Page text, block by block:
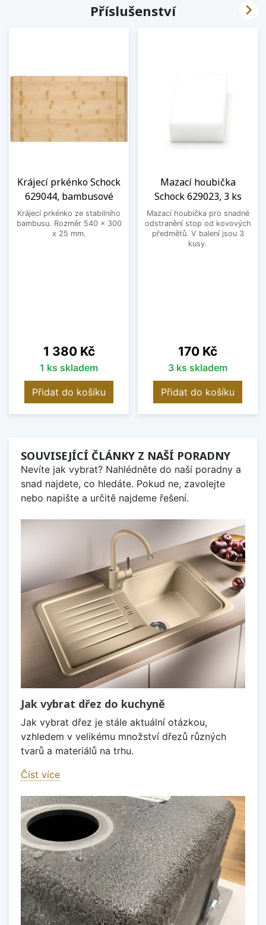
Příslušenství
Krájecí prkénko Schock
629044, bambusové
Krájecí prkénko ze stabilního
bambusu. Rozměr 540 x 300
x 25 mm.
Cena
1 380 Kč
1 ks skladem
Přidat do košíku
Mazací houbička
Schock 629023, 3 ks
Mazací houbička pro snadné
odstranění stop od kovových
předmětů. V balení jsou 3
kusy.
Cena
170 Kč
3 ks skladem
Přidat do košíku

SOUVISEJÍCÍ ČLÁNKY Z NAŠÍ PORADNY
Nevíte jak vybrat? Nahlédněte do naší poradny a
snad najdete, co hledáte. Pokud ne, zavolejte
nebo napište a určitě najdeme řešení.
Jak vybrat dřez do kuchyně
Jak vybrat dřez je stále aktuální otázkou,
vzhledem v velikému množství dřezů různých
tvarů a materiálů na trhu.
Číst více